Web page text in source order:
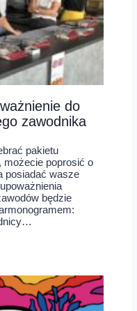
do
zawodnika
pakietu
możecie poprosić o
posiadać wasze
będzie